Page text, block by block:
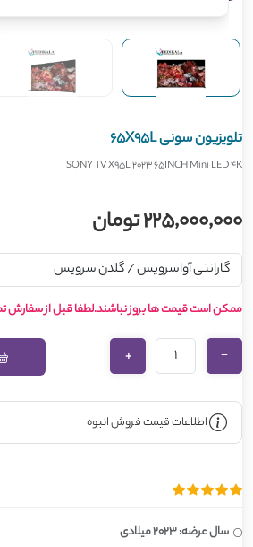
تلویزیون سونی 65X95L
SONY TV X95L 2023 65INCH Mini LED 4K
225,000,000 تومان
ممکن است قیمت ها بروز نباشند.لطفا قبل از سفارش
−
+
اطلاعات قیمت فروش انبوه
سال عرضه: 2023 میلادی